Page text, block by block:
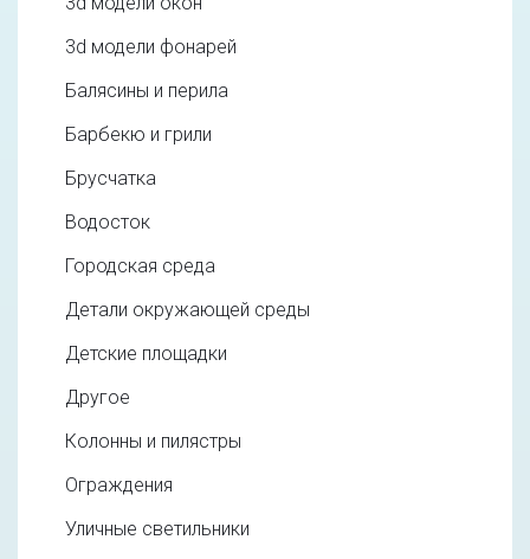
3d модели фонарей
Балясины и перила
Барбекю и грили
Брусчатка
Водосток
Городская среда
Детали окружающей среды
Детские площадки
Другое
Колонны и пилястры
Ограждения
Уличные светильники